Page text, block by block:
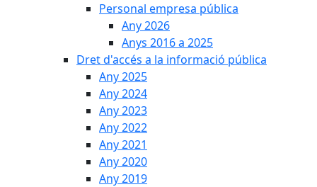
Personal empresa pública
Any 2026
Anys 2016 a 2025
Dret d'accés a la informació pública
Any 2025
Any 2024
Any 2023
Any 2022
Any 2021
Any 2020
Any 2019